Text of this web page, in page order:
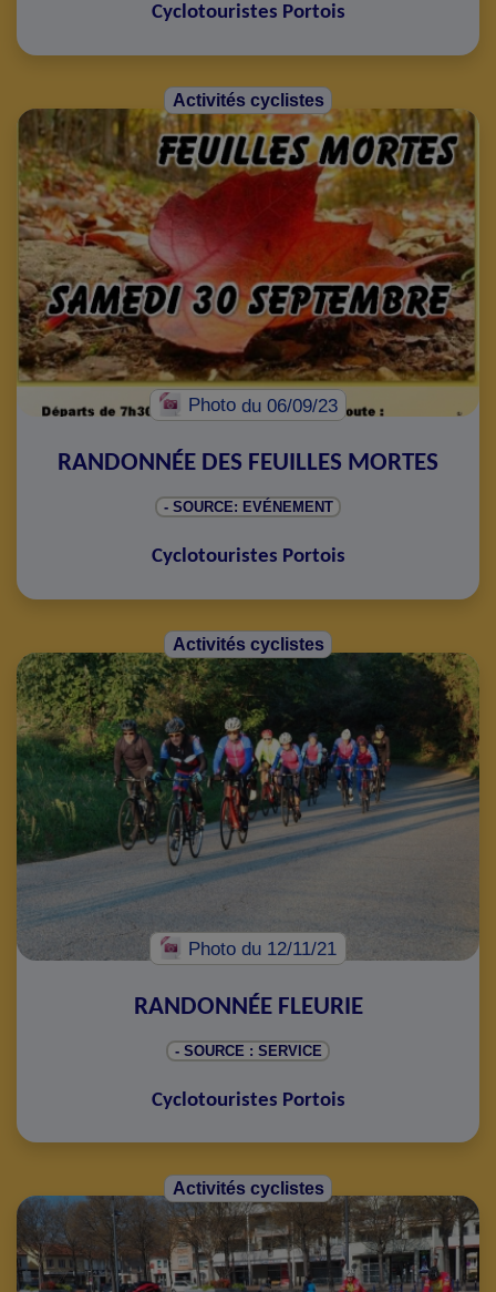
Cyclotouristes Portois
Activités cyclistes
Photo du 06/09/23
RANDONNÉE DES FEUILLES MORTES
- SOURCE: EVÉNEMENT
Cyclotouristes Portois
Activités cyclistes
Photodu 12/11/21
RANDONNÉE FLEURIE
- SOURCE : SERVICE
Cyclotouristes Portois
Activités cyclistes